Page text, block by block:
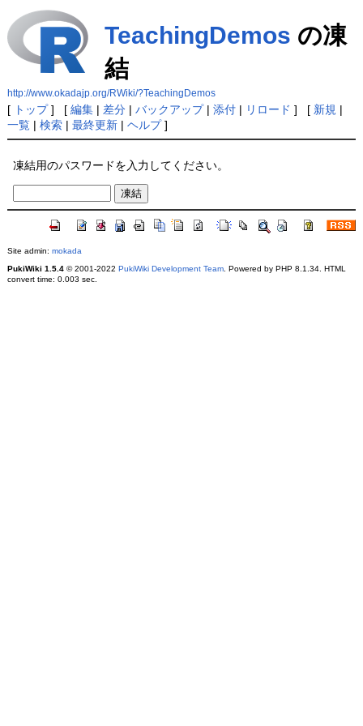
TeachingDemos の凍
結
http://www.okadajp.org/RWiki/?TeachingDemos
[ トップ] [ 編集| 差分| バックアップ| 添付| リロード ] [ 新規 |
一覧| 検索| 最終更新| ヘルプ]
凍結用のパスワードを入力してください。
Site admin: mokada
PukiWiki 1.5.4© 2001-2022 PukiWiki Development Team. Powered by PHP 8.1.34. HTML
convert time: 0.003 sec.